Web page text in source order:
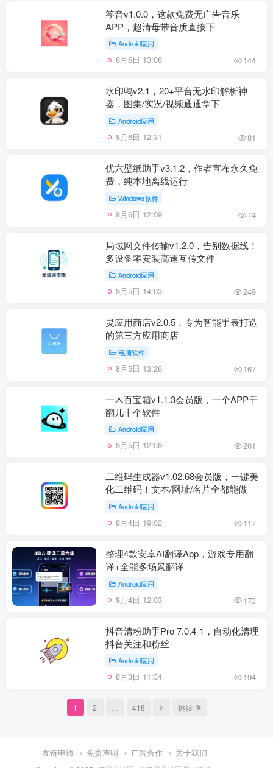
笒音v1.0.0，这款免费无广告音乐
APP，超清母带音质直接下
Android应用
8月6日 13:08 144
水印鸭v2.1，20+平台无水印解析神
器，图集/实况/视频通通拿下
Android应用
8月6日 12:31 81
优六壁纸助手v3.1.2，作者宣布永久免
费，纯本地离线运行
Windows软件
8月6日 12:09 74
局域网文件传输v1.2.0，告别数据线！
多设备零安装高速互传文件
Android应用
8月5日 14:03 249
灵应用商店v2.0.5，专为智能手表打造
的第三方应用商店
电脑软件
8月5日 13:26 167
一木百宝箱v1.1.3会员版，一个APP干
翻几十个软件
Android应用
8月5日 12:58 201
二维码生成器v1.02.68会员版，一键美
化二维码！文本/网址/名片全都能做
Android应用
8月4日 19:02 117
整理4款安卓AI翻译App，游戏专用翻
译+全能多场景翻译
Android应用
8月4日 12:03 173
抖音清粉助手Pro 7.0.4-1，自动化清理
抖音关注和粉丝
Android应用
8月3日 11:34 194
1 2 418 跳转
友链申请 免责声明 广告合作 关于我们